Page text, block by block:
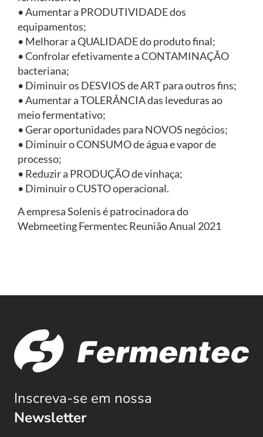
• Aumentar a PRODUTIVIDADE dos
equipamentos;
• Melhorar a QUALIDADE do produto final;
• Confrolar efetivamente a CONTAMINAÇÃO
bacteriana;
• Diminuir os DESVIOS de ART para outros fins;
• Aumentar a TOLERÂNCIA das leveduras ao
meio fermentativo;
• Gerar oportunidades para NOVOS negócios;
• Diminuir o CONSUMO de água e vapor de
processo;
• Reduzir a PRODUÇÃO de vinhaça;
• Diminuir o CUSTO operacional.
A empresa Solenis é patrocinadora do
Webmeeting Fermentec Reunião Anual 2021
Inscreva-se em nossa
Newsletter